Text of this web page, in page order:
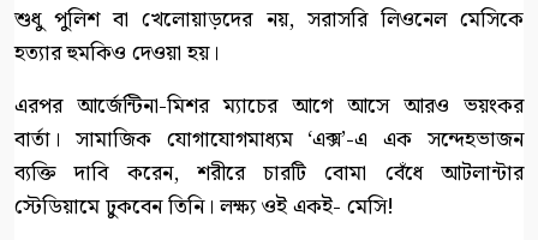
শুধু পুলিশ বা খেলোয়াড়দের নয়, সরাসরি লিওনেল মেসিকে
হত্যার হুমকিও দেওয়া হয়।
এরপর আর্জেন্টিনা-মিশর ম্যাচের আগে আসে আরও ভয়ংকর
বার্তা। সামাজিক যোগাযোগমাধ্যম ‘এক্স’-এ এক সন্দেহভাজন
ব্যক্তি দাবি করেন, শরীরে চারটি বোমা বেঁধে আটলান্টার
স্টেডিয়ামে ঢুকবেন তিনি। লক্ষ্য ওই একই- মেসি!